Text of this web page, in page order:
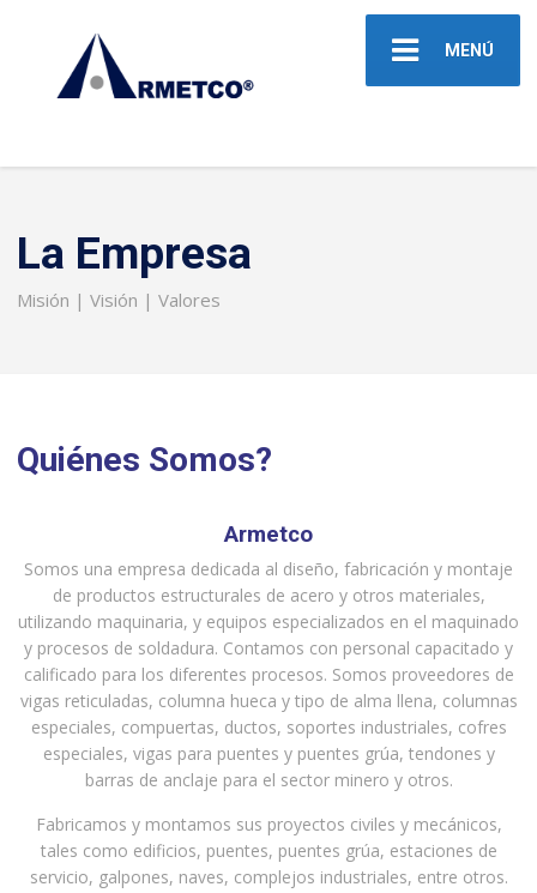
MENÚ
La Empresa
Misión | Visión | Valores
Quiénes Somos?
Armetco
Somos una empresa dedicada al diseño, fabricación y montaje
de productos estructurales de acero y otros materiales,
utilizando maquinaria, y equipos especializados en el maquinado
y procesos de soldadura. Contamos con personal capacitado y
calificado para los diferentes procesos. Somos proveedores de
vigas reticuladas, columna hueca y tipo de alma llena, columnas
especiales, compuertas, ductos, soportes industriales, cofres
especiales, vigas para puentes y puentes grúa, tendones y
barras de anclaje para el sector minero y otros.
Fabricamos y montamos sus proyectos civiles y mecánicos,
tales como edificios, puentes, puentes grúa, estaciones de
servicio, galpones, naves, complejos industriales, entre otros.